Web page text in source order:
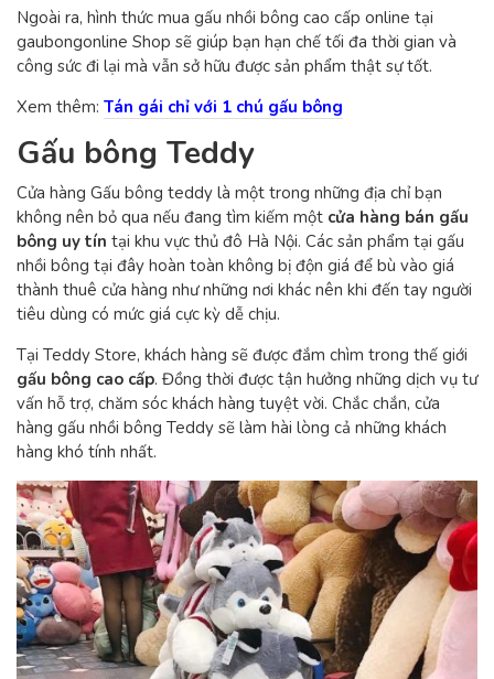
Ngoài ra, hình thức mua gấu nhồi bông cao cấp online tại
gaubongonline Shop sẽ giúp bạn hạn chế tối đa thời gian và
công sức đi lại mà vẫn sở hữu được sản phẩm thật sự tốt.
Xem thêm: Tán gái chỉ với 1 chú gấu bông
Gấu bông Teddy
Cửa hàng Gấu bông teddy là một trong những địa chỉ bạn
không nên bỏ qua nếu đang tìm kiếm một cửa hàng bán gấu
bông uy tín tại khu vực thủ đô Hà Nội. Các sản phẩm tại gấu
nhồi bông tại đây hoàn toàn không bị độn giá để bù vào giá
thành thuê cửa hàng như những nơi khác nên khi đến tay người
tiêu dùng có mức giá cực kỳ dễ chịu.
Tại Teddy Store, khách hàng sẽ được đắm chìm trong thế giới
gấu bông cao cấp. Đồng thời được tận hưởng những dịch vụ tư
vấn hỗ trợ, chăm sóc khách hàng tuyệt vời. Chắc chắn, cửa
hàng gấu nhồi bông Teddy sẽ làm hài lòng cả những khách
hàng khó tính nhất.